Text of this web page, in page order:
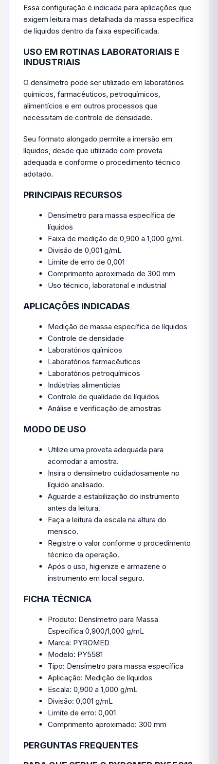
Essa configuração é indicada para aplicações que
exigem leitura mais detalhada da massa específica
de líquidos dentro da faixa especificada.
USO EM ROTINAS LABORATORIAIS E
INDUSTRIAIS
O densímetro pode ser utilizado em laboratórios
químicos, farmacêuticos, petroquímicos,
alimentícios e em outros processos que
necessitam de controle de densidade.
Seu formato alongado permite a imersão em
líquidos, desde que utilizado com proveta
adequada e conforme o procedimento técnico
adotado.
PRINCIPAIS RECURSOS
Densímetro para massa específica de
líquidos
Faixa de medição de 0,900 a 1,000 g/mL
Divisão de 0,001 g/mL
Limite de erro de 0,001
Comprimento aproximado de 300 mm
Uso técnico, laboratorial e industrial
APLICAÇÕES INDICADAS
Medição de massa específica de líquidos
Controle de densidade
Laboratórios químicos
Laboratórios farmacêuticos
Laboratórios petroquímicos
Indústrias alimentícias
Controle de qualidade de líquidos
Análise e verificação de amostras
MODO DE USO
Utilize uma proveta adequada para
acomodar a amostra.
Insira o densímetro cuidadosamente no
líquido analisado.
Aguarde a estabilização do instrumento
antes da leitura.
Faça a leitura da escala na altura do
menisco.
Registre o valor conforme o procedimento
técnico da operação.
Após o uso, higienize e armazene o
instrumento em local seguro.
FICHA TÉCNICA
Produto: Densímetro para Massa
Específica 0,900/1,000 g/mL
Marca: PYROMED
Modelo: PY5581
Tipo: Densímetro para massa específica
Aplicação: Medição de líquidos
Escala: 0,900 a 1,000 g/mL
Divisão: 0,001 g/mL
Limite de erro: 0,001
Comprimento aproximado: 300 mm
PERGUNTAS FREQUENTES